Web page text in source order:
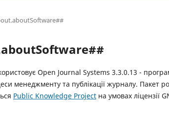
Open Journal Systems 3.3.0.13 -
менеджменту та публікації журналу. Пакет
Public Knowledge Project на умовах ліцензії